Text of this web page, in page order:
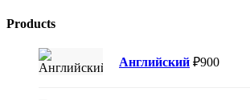
Products
Английский ₽900